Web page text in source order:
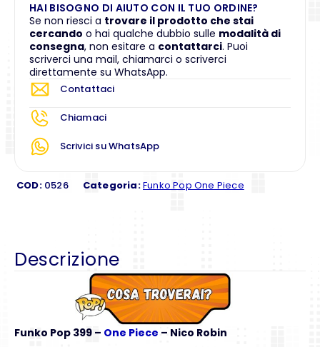
HAI BISOGNO DI AIUTO CON IL TUO ORDINE?
Se non riesci a trovare il prodotto che stai
cercando o hai qualche dubbio sulle modalità di
consegna, non esitare a contattarci. Puoi
scriverci una mail, chiamarci o scriverci
direttamente su WhatsApp.
Contattaci
Chiamaci
Scrivici su WhatsApp
COD: 0526 Categoria:Funko Pop One Piece
Descrizione
Funko Pop 399 – One Piece – Nico Robin